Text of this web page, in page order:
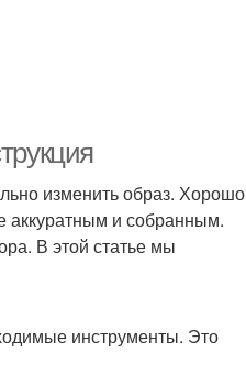
изменить образ. Хорошо
аккуратным и собранным.
В этой статье мы
инструменты. Это